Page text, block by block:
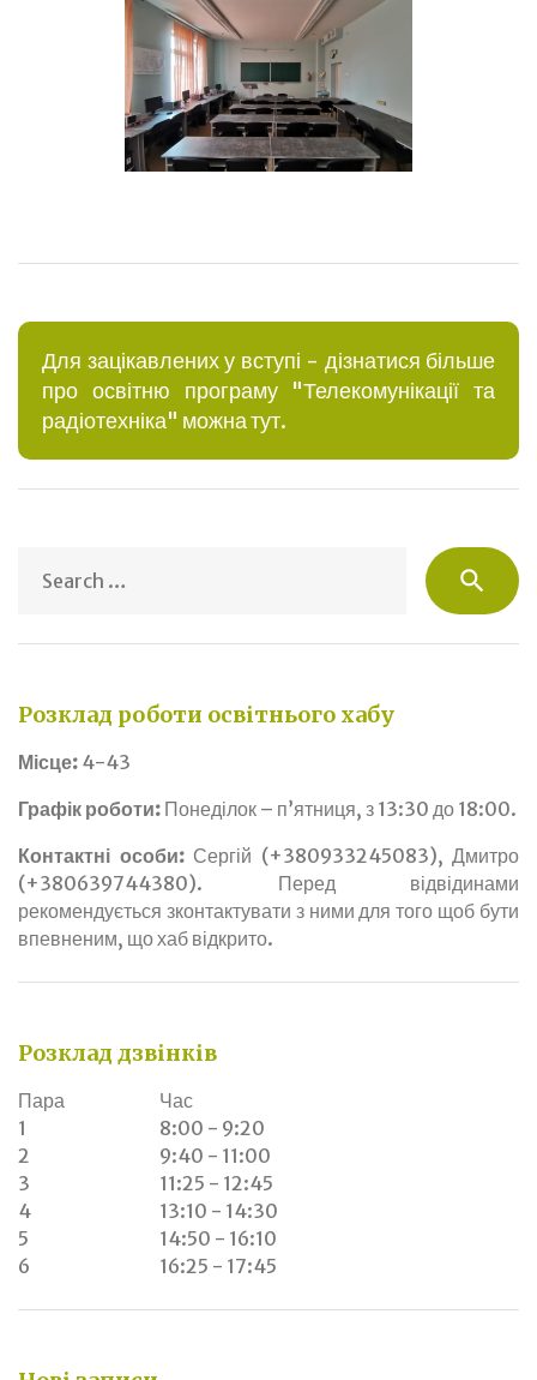
Для зацікавлених у вступі - дізнатися більше
про освітню програму "Телекомунікації та
радіотехніка" можна тут.
search
Розклад роботи освітнього хабу
Місце: 4-43
Графік роботи: Понеділок – п’ятниця, з 13:30 до 18:00.
Контактні особи:Сергій (+380933245083), Дмитро
(+380639744380). Перед відвідинами
рекомендується зконтактувати з ними для того щоб бути
впевненим, що хаб відкрито.
Розклад дзвінків
Пара
Час
1
8:00 - 9:20
2
9:40 - 11:00
3
11:25 - 12:45
4
13:10 - 14:30
5
14:50 - 16:10
6
16:25 - 17:45